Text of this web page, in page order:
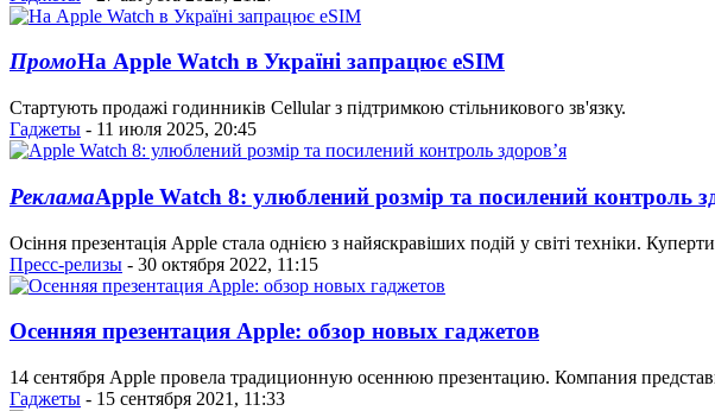
ПромоНа Apple Watch в Україні запрацює eSIM
Стартують продажі годинників Cellular з підтримкою стільникового зв'язку.
Гаджеты - 11 июля 2025, 20:45
РекламаApple Watch 8: улюблений розмір та посилений контроль
Осіння презентація Apple стала однією з найяскравіших подій у світі техніки.
Пресс-релизы - 30 октября 2022, 11:15
Осенняя презентация Apple: обзор новых гаджетов
14 сентября Apple провела традиционную осеннюю презентацию. Компания
Гаджеты - 15 сентября 2021, 11:33